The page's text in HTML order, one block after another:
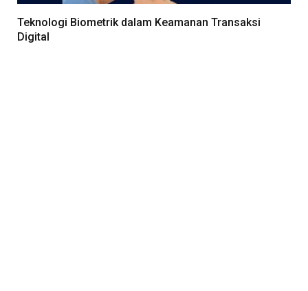
Teknologi Biometrik dalam Keamanan Transaksi
Digital